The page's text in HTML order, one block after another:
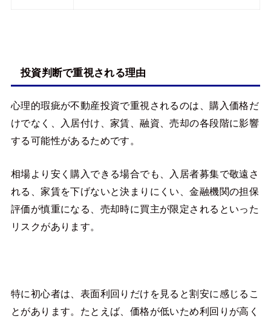
投資判断で重視される理由
心理的瑕疵が不動産投資で重視されるのは、購入価格だ
けでなく、入居付け、家賃、融資、売却の各段階に影響
する可能性があるためです。
相場より安く購入できる場合でも、入居者募集で敬遠さ
れる、家賃を下げないと決まりにくい、金融機関の担保
評価が慎重になる、売却時に買主が限定されるといった
リスクがあります。
特に初心者は、表面利回りだけを見ると割安に感じるこ
とがあります。たとえば、価格が低いため利回りが高く